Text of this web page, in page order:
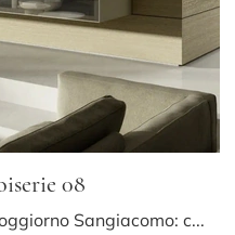
08
Pareti attrezzate e mobili soggiorno Sangiacomo: clicca e scopri il modello Domino Boiserie 08 e potrai completare stanze moderne di ogni tipo.